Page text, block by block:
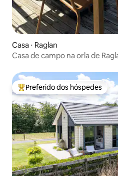
Casa ⋅ Raglan
Casa de campo na orla de
Entre os melhores preferidos
Preferido dos hóspedes